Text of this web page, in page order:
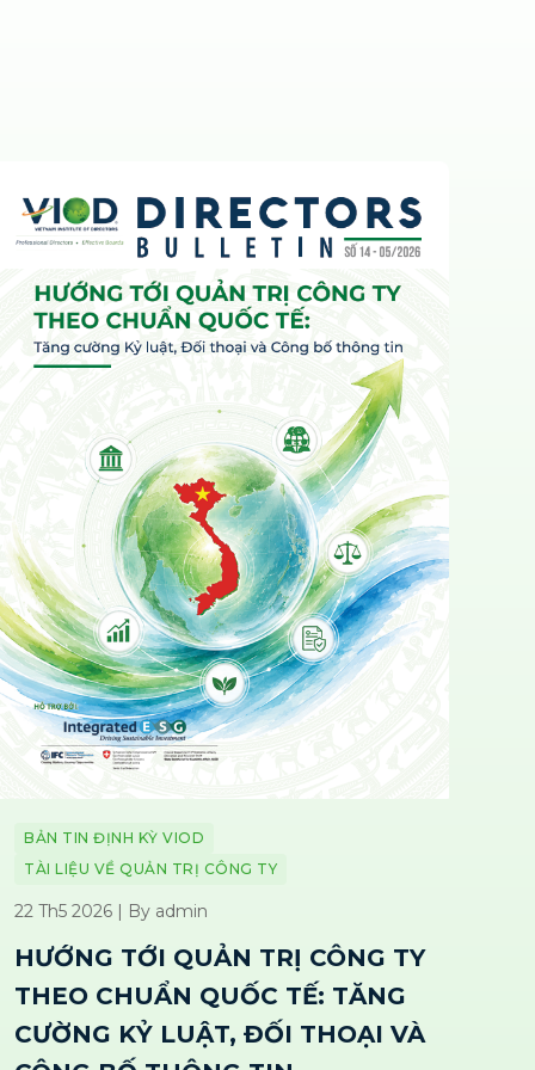
BẢN TIN ĐỊNH KỲ VIOD
TÀI LIỆU VỀ QUẢN TRỊ CÔNG TY
22 Th5 2026 | By admin
HƯỚNG TỚI QUẢN TRỊ CÔNG TY
THEO CHUẨN QUỐC TẾ: TĂNG
CƯỜNG KỶ LUẬT, ĐỐI THOẠI VÀ